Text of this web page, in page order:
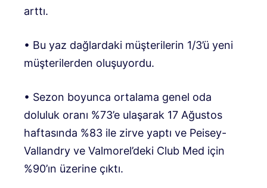
arttı.
• Bu yaz dağlardaki müşterilerin 1/3’ü yeni
müşterilerden oluşuyordu.
• Sezon boyunca ortalama genel oda
doluluk oranı %73’e ulaşarak 17 Ağustos
haftasında %83 ile zirve yaptı ve Peisey-
Vallandry ve Valmorel’deki Club Med için
%90’ın üzerine çıktı.